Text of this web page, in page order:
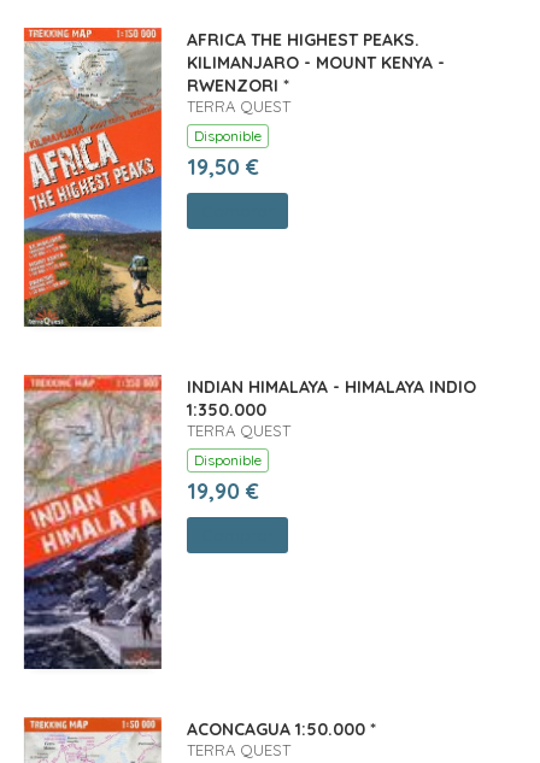
AFRICA THE HIGHEST PEAKS.
KILIMANJARO - MOUNT KENYA -
RWENZORI *
TERRA QUEST
Disponible
19,50 €
INDIAN HIMALAYA - HIMALAYA INDIO
1:350.000
TERRA QUEST
Disponible
19,90 €
ACONCAGUA 1:50.000 *
TERRA QUEST